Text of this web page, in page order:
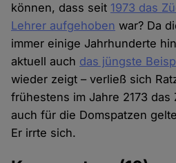
können, dass seit 1973 das
Lehrer aufgehoben war? Da
immer einige Jahrhunderte
aktuell auch das jüngste
wieder zeigt – verließ sich
frühestens im Jahre 2173
auch für die Domspatzen
Er irrte sich.